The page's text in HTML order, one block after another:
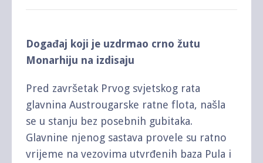
Događaj koji je uzdrmao crno žutu
Monarhiju na izdisaju
Pred završetak Prvog svjetskog rata
glavnina Austrougarske ratne flota, našla
se u stanju bez posebnih gubitaka.
Glavnine njenog sastava provele su ratno
vrijeme na vezovima utvrđenih baza Pula i